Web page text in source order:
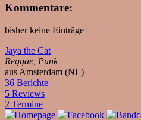
Kommentare:
bisher keine Einträge
Jaya the Cat
Reggae, Punk
aus Amsterdam (NL)
36 Berichte
5 Reviews
2 Termine